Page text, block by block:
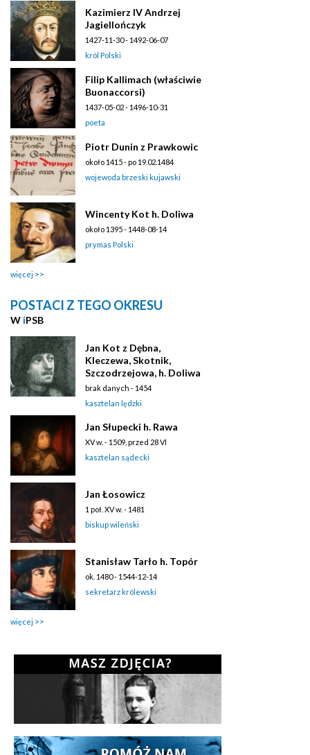
Kazimierz IV Andrzej
Jagiellończyk
1427-11-30 - 1492-06-07
król Polski
Filip Kallimach (właściwie
Buonaccorsi)
1437-05-02 - 1496-10-31
poeta
Piotr Dunin z Prawkowic
około 1415 - po 19.02.1484
wojewoda brzeski kujawski
Wincenty Kot h. Doliwa
około 1395 - 1448-08-14
prymas Polski
więcej
POSTACI Z TEGO OKRESU
W iPSB
Jan Kot z Dębna,
Kleczewa, Skotnik,
Szczodrzejowa, h. Doliwa
brak danych - 1454
kasztelan lędzki
Jan Słupecki h. Rawa
XV w. - 1509, przed 28 VI
kasztelan sądecki
Jan Łosowicz
1 poł. XV w. - 1481
biskup wileński
Stanisław Tarło h. Topór
ok. 1480 - 1544-12-14
sekretarz królewski
więcej